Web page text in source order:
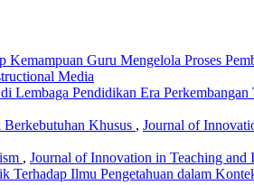
Kemampuan Guru Mengelola Proses
Media
Lembaga Pendidikan Era Perkembangan
Khusus , Journal of
, Journal of Innovation in Teaching
Terhadap Ilmu Pengetahuan dalam